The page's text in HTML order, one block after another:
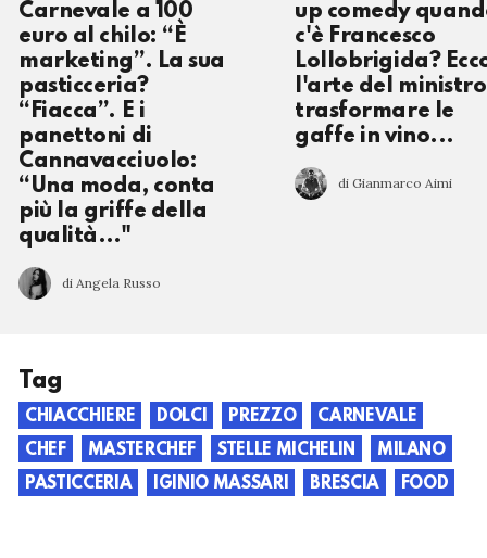
Carnevale a 100
euro al chilo: “È
marketing”. La sua
pasticceria?
“Fiacca”. E i
panettoni di
Cannavacciuolo:
“Una moda, conta
più la griffe della
qualità…"
di Angela Russo
up comedy
c'è Francesco
Lollobrigida?
l'arte del
trasformare le
gaffe in vino...
di Gianmarco Aimi
Tag
CHIACCHIERE DOLCI PREZZO
CARNEVALE
CHEF
MASTERCHEF STELLE MICHELIN
MILANO
PASTICCERIA
IGINIO MASSARI BRESCIA FOOD